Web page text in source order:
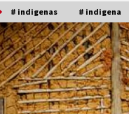
# indigenas # indigena